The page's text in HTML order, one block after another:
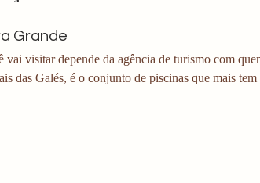
Grande
vai visitar depende da agência de turismo com
das Galés, é o conjunto de piscinas que mais tem